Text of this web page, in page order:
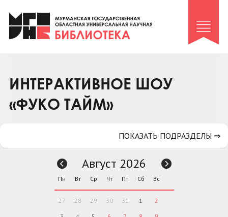
Клуб «Гиря и сельдерей»
Клуб «Семейный архив»
Коллегам
Контакты
ИНТЕРАКТИВНОЕ ШОУ
«ФУКО ТАЙМ»
ПОКАЗАТЬ ПОДРАЗДЕЛЫ ⇒
Август 2026
Пн Вт Ср Чт Пт Сб Вс
27 28 29 30 31 1 2